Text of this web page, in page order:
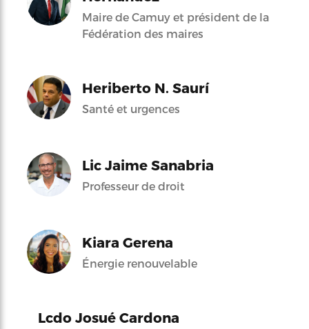
Maire de Camuy et président de la
Fédération des maires
Heriberto N. Saurí
Santé et urgences
Lic Jaime Sanabria
Professeur de droit
Kiara Gerena
Énergie renouvelable
Lcdo Josué Cardona